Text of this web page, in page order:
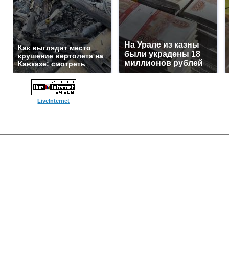
Как выглядит место
крушение вертолета на
Кавказе: смотреть
На Урале из казны
были украдены 18
миллионов рублей
LiveInternet